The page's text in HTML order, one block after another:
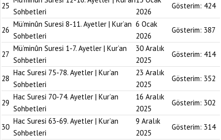
25
Sohbetleri
2026
Gösterim: 424
26
Mü’minûn Suresi 8-11. Ayetler | Kur’an
Sohbetleri
6 Ocak
2026
Gösterim: 387
27
Mü’minûn Suresi 1-7. Ayetler | Kur’an
Sohbetleri
30 Aralık
2025
Gösterim: 414
28
Hac Suresi 75-78. Ayetler | Kur’an
Sohbetleri
23 Aralık
2025
Gösterim: 352
29
Hac Suresi 70-74. Ayetler | Kur’an
Sohbetleri
16 Aralık
2025
Gösterim: 302
30
Hac Suresi 63-69. Ayetler | Kur’an
Sohbetleri
9 Aralık
2025
Gösterim: 314